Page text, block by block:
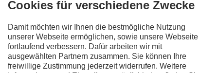
FOLLOW THE ROADSTARS.
Tausche jetzt Erfahrungen mit anderen Truckerinnen und